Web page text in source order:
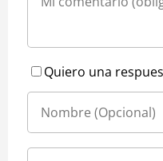
Quiero una